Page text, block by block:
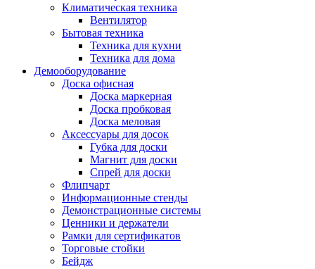
Климатическая техника
Вентилятор
Бытовая техника
Техника для кухни
Техника для дома
Демооборудование
Доска офисная
Доска маркерная
Доска пробковая
Доска меловая
Аксессуары для досок
Губка для доски
Магнит для доски
Спрей для доски
Флипчарт
Информационные стенды
Демонстрационные системы
Ценники и держатели
Рамки для сертификатов
Торговые стойки
Бейдж